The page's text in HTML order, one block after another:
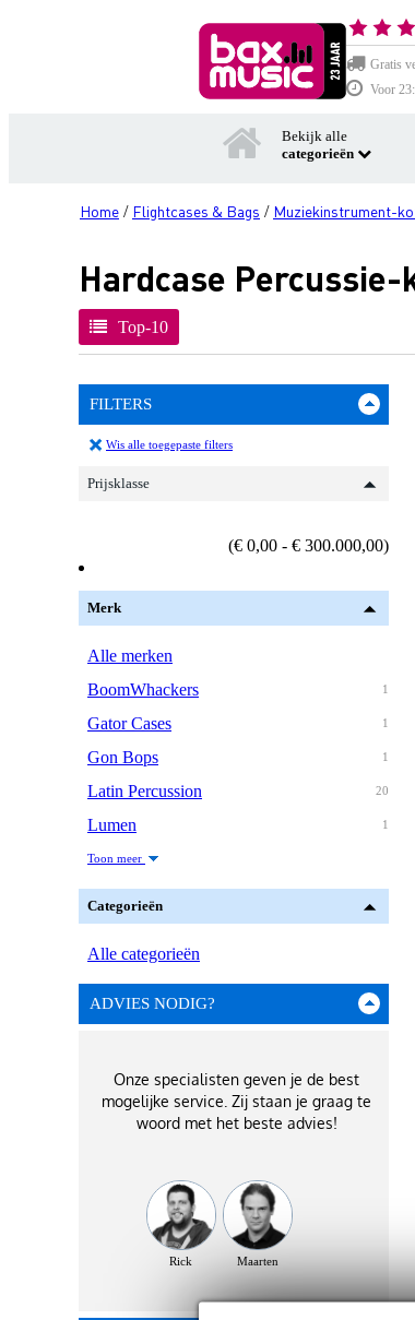
Gratis
Voor
Bekijk alle
categorieën
Home / Flightcases & Bags / Muziekinstrument-
Hardcase
Top-10
FILTERS
Wis alle toegepaste filters
Prijsklasse
(€ 0,00 - € 300.000,00)
Merk
Alle merken
1
BoomWhackers
1
Gator Cases
1
Gon Bops
20
Latin Percussion
1
Lumen
Toon meer
Categorieën
Alle categorieën
ADVIES NODIG?
Onze specialisten geven je de best
mogelijke service. Zij staan je graag te
woord met het beste advies!
Rick Maarten